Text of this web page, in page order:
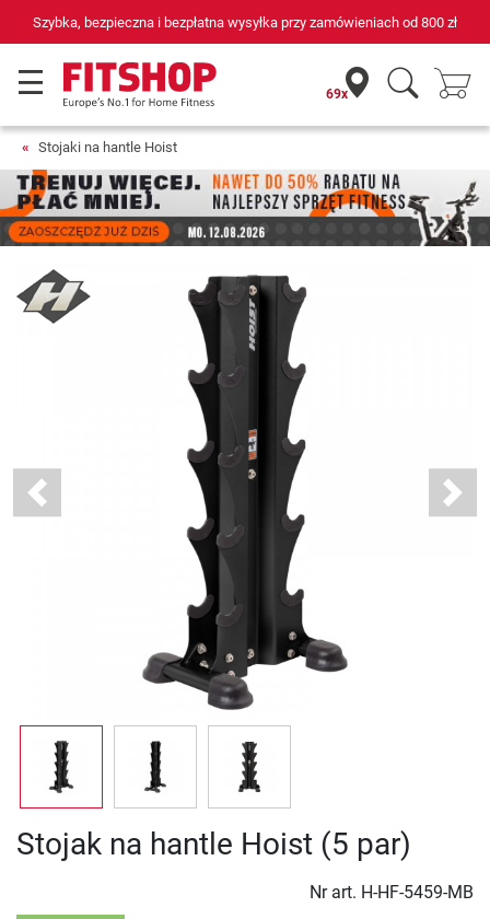
Szybka, bezpieczna i bezpłatna wysyłka przy zamówieniach od 800 zł
69x
Stojaki na hantle Hoist
Previous Next
Stojak na hantle Hoist (5 par)
Nr art. H-HF-5459-MB